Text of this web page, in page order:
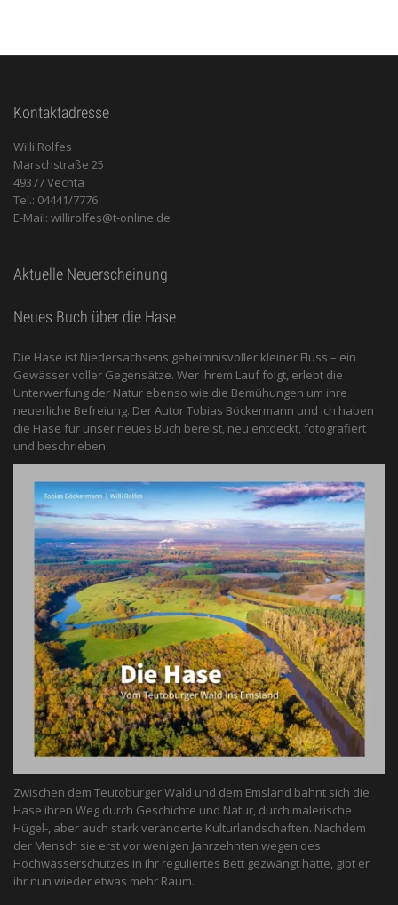
Kontaktadresse
Willi Rolfes
Marschstraße 25
49377 Vechta
Tel.: 04441/7776
E-Mail: willirolfes@t-online.de
Aktuelle Neuerscheinung
Neues Buch über die Hase
Die Hase ist Niedersachsens geheimnisvoller kleiner Fluss – ein
Gewässer voller Gegensätze. Wer ihrem Lauf folgt, erlebt die
Unterwerfung der Natur ebenso wie die Bemühungen um ihre
neuerliche Befreiung. Der Autor Tobias Böckermann und ich haben
die Hase für unser neues Buch bereist, neu entdeckt, fotografiert
und beschrieben.
Zwischen dem Teutoburger Wald und dem Emsland bahnt sich die
Hase ihren Weg durch Geschichte und Natur, durch malerische
Hügel-, aber auch stark veränderte Kulturlandschaften. Nachdem
der Mensch sie erst vor wenigen Jahrzehnten wegen des
Hochwasserschutzes in ihr reguliertes Bett gezwängt hatte, gibt er
ihr nun wieder etwas mehr Raum.